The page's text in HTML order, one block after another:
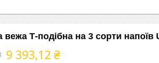
вежа Т-подібна на 3 сорти напоїв
9 393,12 ₴